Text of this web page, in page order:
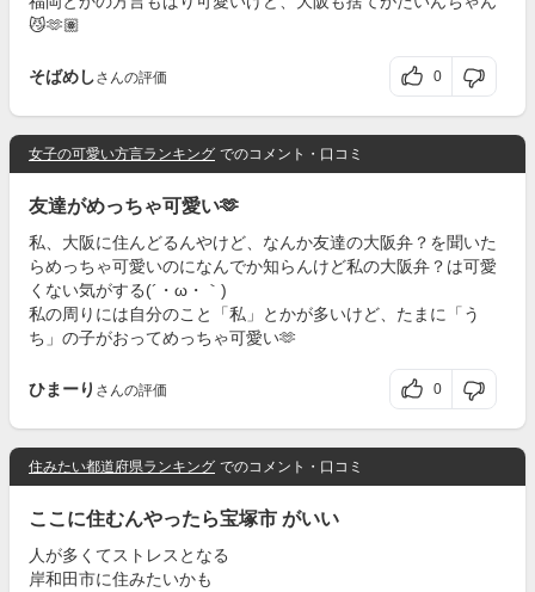
😼🫶🏽
そばめしさんの評価 0
女子の可愛い方言ランキング でのコメント・口コミ
友達がめっちゃ可愛い🫶
私、大阪に住んどるんやけど、なんか友達の大阪弁？を聞いた
らめっちゃ可愛いのになんでか知らんけど私の大阪弁？は可愛
くない気がする(´・ω・｀)
私の周りには自分のこと「私」とかが多いけど、たまに「う
ち」の子がおってめっちゃ可愛い🫶
ひまーり さんの評価 0
住みたい都道府県ランキング でのコメント・口コミ
ここに住むんやったら宝塚市 がいい
人が多くてストレスとなる
岸和田市に住みたいかも